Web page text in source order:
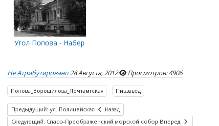
Угол Попова - Набережная
Не Атрибутировано28 Августа, 2012 Просмотров: 4906
Попова_Ворошилова_Почтамтская Пивзавод
Предыдущий: ул. Полицейская
Назад
Следующий: Спасо-Преображенский морской собор Вперед